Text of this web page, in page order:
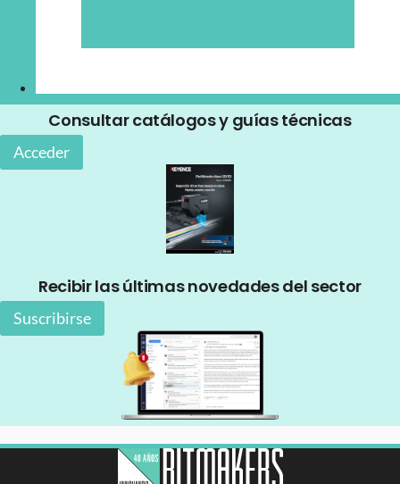
Consultar catálogos y guías técnicas
Acceder
Recibir las últimas novedades del sector
Suscribirse